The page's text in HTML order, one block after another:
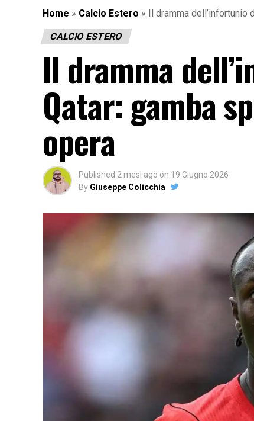
Home » Calcio Estero » Il dramma dell’infortunio
CALCIO ESTERO
Il dramma
Qatar: gamba
opera
Published 2 mesi ago on 19 Giugno 2026
By Giuseppe Colicchia